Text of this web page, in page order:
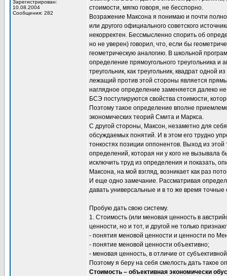
Зарегистрирован:
10.08.2004
Сообщения: 282
стоимости, мягко говоря, не бесспорно.
Возражение Максона я понимаю и почти
или другого официального советского
некорректен. Бессмысленно спорить об
но не уверен) говорил, что, если бы
геометрическую аналогию. В школьной
определение прямоугольного треугольника
треугольник, как треугольник, квадрат одной
лежащий против этой стороны является
наглядное определение заменяется далеко
БСЭ постулируются свойства стоимости,
Поэтому такое определение вполне
экономических теорий Смита и Маркса.
С другой стороны, Максон, незаметно для
обсуждаемых понятий. И в этом его трудно
тонкостях позиции оппонентов. Выход из
определений, которая ни у кого не вызывала
исключить труд из определения и показать,
Максона, на мой взгляд, возникает как раз
И еще одно замечание. Рассматривая
давать универсальные и в то же время
Пробую дать свою систему.
1. Стоимость (или меновая ценность в
ценности, но и тот, и другой не только
- понятия меновой ценности и ценности по
- понятие меновой ценности объективно;
- меновая ценность, в отличие от
Поэтому я беру на себя смелость дать такое
Стоимость – объективная экономически